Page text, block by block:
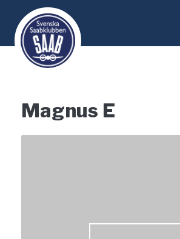
content
Magnus E